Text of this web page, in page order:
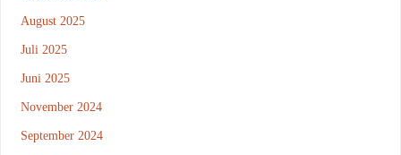
August 2025
Juli 2025
Juni 2025
November 2024
September 2024